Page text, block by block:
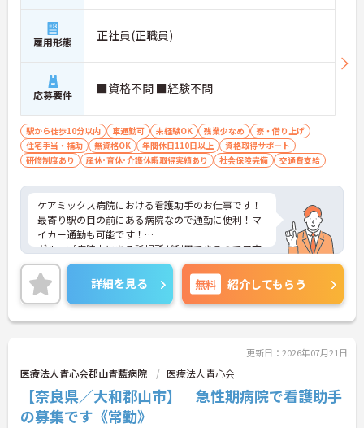
雇用形態 正社員(正職員)
応募要件 ■資格不問 ■経験不問
駅から徒歩10分以内 車通勤可 未経験OK 残業少なめ
寮・借り上げ
住宅手当・補助
無資格OK 年間休日110日以上
資格取得サポート
研修制度あり
産休･育休･介護休暇取得実績あり 社会保険完備 交通費支給
ケアミックス病院における看護助手のお仕事です！
最寄り駅の目の前にある病院なので通勤に便利！マ
イカー通勤も可能です！
グループ病院内にある託児所が利用できるので子育
て中の方も安心してお仕事を始められます。
ご興味ある方には、面接のポイントなど、さらに詳
細をお話致しますのでお気軽にご相談ください。
詳細を見る 無料 紹介してもらう
更新日：2026年07月21日
医療法人青心会郡山青藍病院 医療法人青心会
【奈良県／大和郡山市】 急性期病院で看護助手
の募集です《常勤》